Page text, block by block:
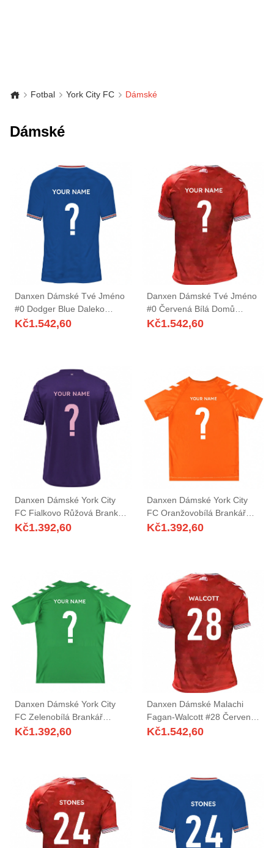
Fotbal York City FC Dámské
Dámské
Danxen Dámské Tvé Jméno
#0 Dodger Blue Daleko
Hráčské Dresy 2025/26 Dres
Kč1.542,60
Danxen Dámské Tvé Jméno
#0 Červená Bílá Domů
Hráčské Dresy 2025/26 Dres
Kč1.542,60
Danxen Dámské York City
FC Fialkovo Růžová Brankář
Dresy 2025/26 Dres
Kč1.392,60
Danxen Dámské York City
FC Oranžovobílá Brankář
Dresy 2025/26 Dres
Kč1.392,60
Danxen Dámské York City
FC Zelenobílá Brankář
Dresy 2025/26 Dres
Kč1.392,60
Danxen Dámské Malachi
Fagan-Walcott #28 Červená
Bílá Domů Hráčské Dresy
Kč1.542,60